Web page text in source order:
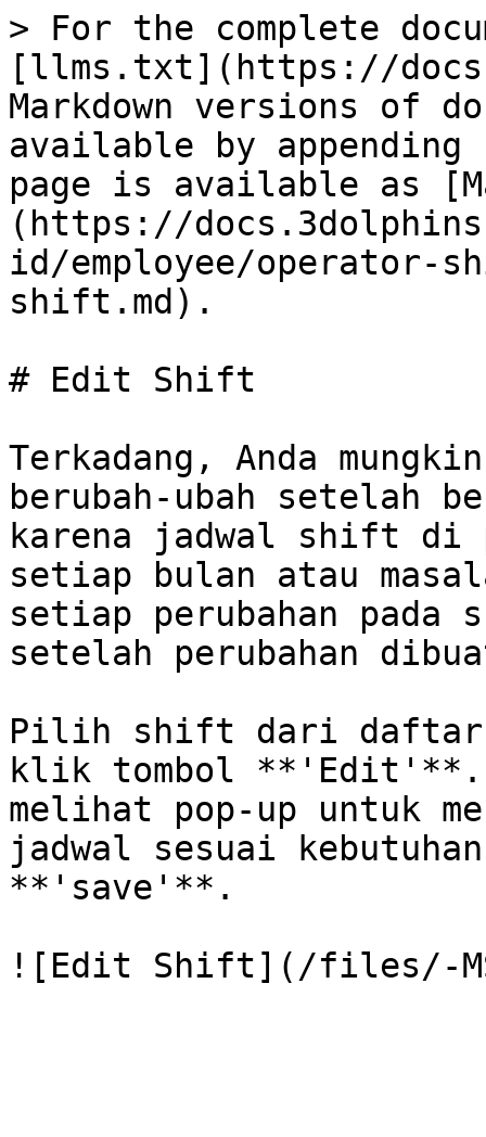
> For the complete
[llms.txt](https://
Markdown versions of
available by
page is available as
(https://
id/employee/
shift.md).
# Edit Shift
Terkadang, Anda
berubah-ubah setelah
karena jadwal shift di
setiap bulan atau
setiap perubahan
setelah perubahan
Pilih shift dari daftar
klik tombol **'Edit'**.
melihat pop-up untuk
jadwal sesuai
**'save'**.